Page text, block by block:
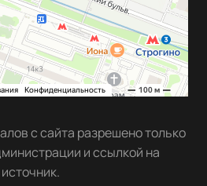
с сайта разрешено только
и ссылкой на
источник.